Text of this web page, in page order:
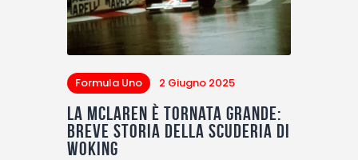
Formula Uno 2 Giugno 2025
La McLaren è tornata grande:
breve storia della scuderia di
Woking